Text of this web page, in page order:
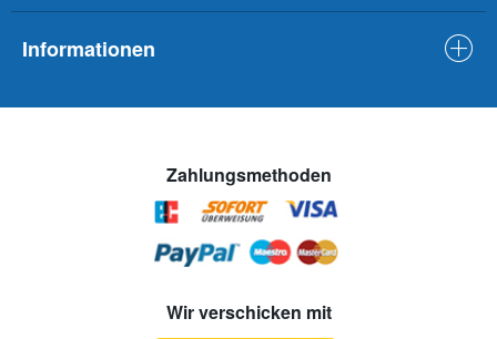
Informationen
Zahlungsmethoden
Wir verschicken mit